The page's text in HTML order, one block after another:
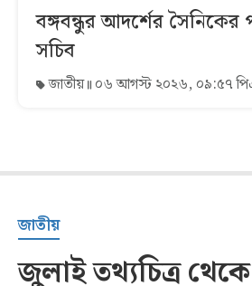
বঙ্গবন্ধুর আদর্শের সৈনিকের
সচিব
জাতীয় ০৬ আগস্ট ২০২৬, ০৯:৫৭
জাতীয়
জুলাই তথ্যচিত্র